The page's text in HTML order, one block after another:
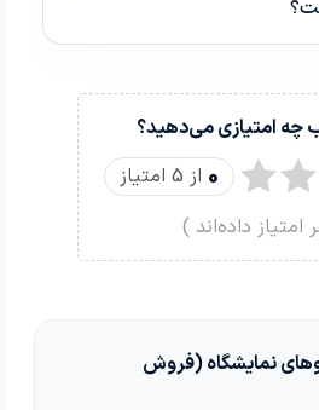
چه امتیازی می‌دهید؟
0 از 5 امتیاز
امتیاز داده‌اند )
نمایشگاه (فروش